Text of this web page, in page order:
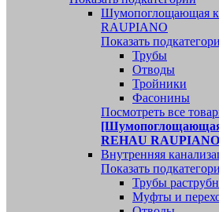
Шумопоглощающая
RAUPIANO
Показать
Трубы
Отводы
Тройники
Фасонины
Посмотреть все
REHAU
Внутренняя
Показать
Трубы
Муфты и